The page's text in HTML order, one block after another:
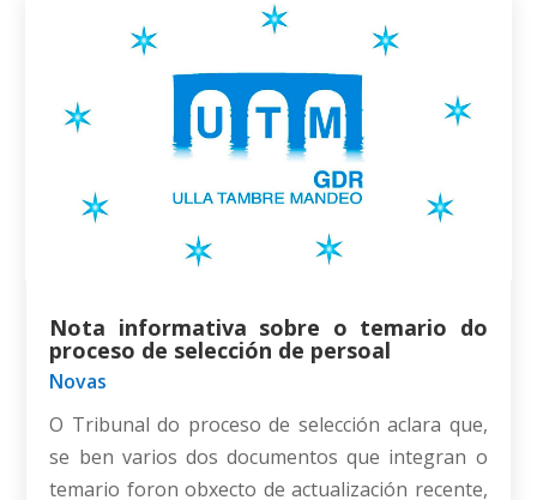
Nota informativa sobre o temario do
proceso de selección de persoal
Novas
O Tribunal do proceso de selección aclara que,
se ben varios dos documentos que integran o
temario foron obxecto de actualización recente,